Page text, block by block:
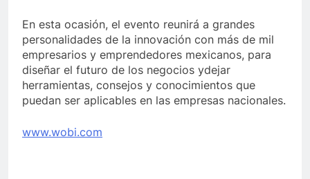
En esta ocasión, el evento reunirá a grandes
personalidades de la innovación con más de mil
empresarios y emprendedores mexicanos, para
diseñar el futuro de los negocios ydejar
herramientas, consejos y conocimientos que
puedan ser aplicables en las empresas nacionales.
www.wobi.com